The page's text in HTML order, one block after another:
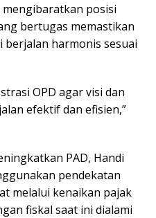
mengibaratkan posisi
bertugas memastikan
harmonis sesuai
OPD agar visi dan
efektif dan efisien,”
PAD, Handi
pendekatan
melalui kenaikan pajak
fiskal saat ini dialami